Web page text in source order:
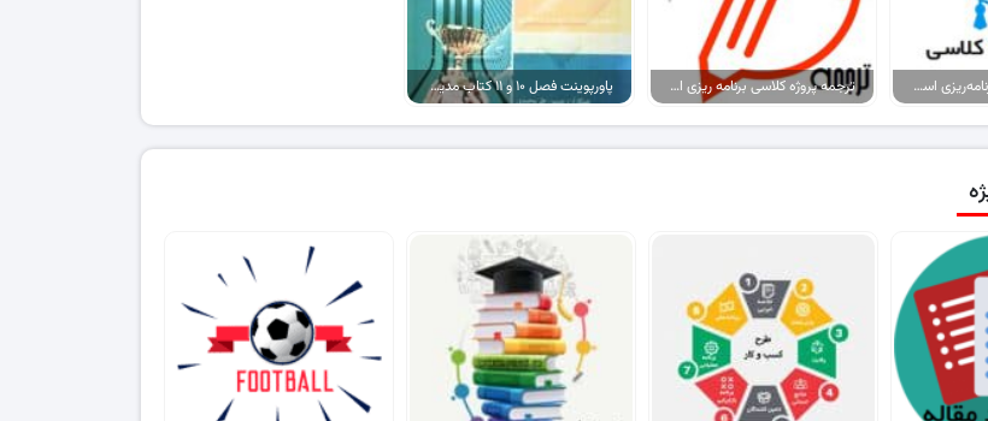
پکیج پروژه کلاسی برنامه‌ریزی استراتژیک شرکت تولیدی نخ و قرقره.. ترجمه پروژه کلاسی برنامه ریزی استراتژیک شرکت تولیدی نخ و قرقره گیلان پاورپوینت فصل ۱۰ و ۱۱ کتاب مدیریت پروژه در ورزش